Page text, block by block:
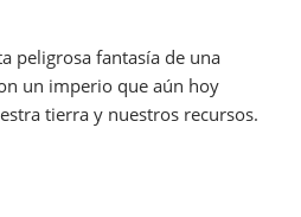
peligrosa fantasía de una
un imperio que aún hoy
tierra y nuestros recursos.